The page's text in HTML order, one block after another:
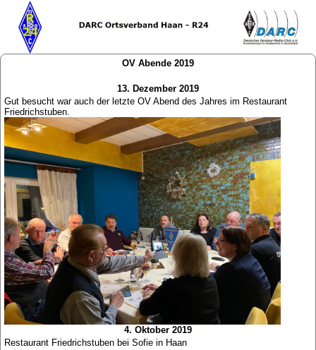
OV Abende 2019
13. Dezember 2019
Gut besucht war auch der letzte OV Abend des Jahres im Restaurant
Friedrichstuben.
4. Oktober 2019
Restaurant Friedrichstuben bei Sofie in Haan